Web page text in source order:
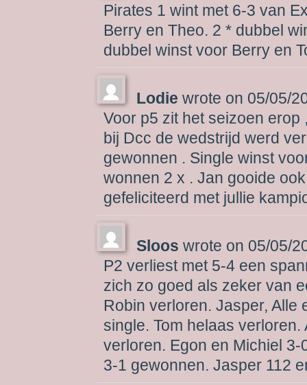
Pirates 1 wint met 6-3 van
Berry en Theo. 2 * dubbel
dubbel winst voor Berry en
Lodiewrote on 05/05/
Voor p5 zit het seizoen
bij Dcc de wedstrijd werd
gewonnen . Single winst
wonnen 2 x . Jan gooide
gefeliciteerd met jullie
Slooswrote on 05/05/
P2 verliest met 5-4 een
zich zo goed als zeker van
Robin verloren. Jasper, Alle
single. Tom helaas
verloren. Egon en Michiel
3-1 gewonnen. Jasper 112